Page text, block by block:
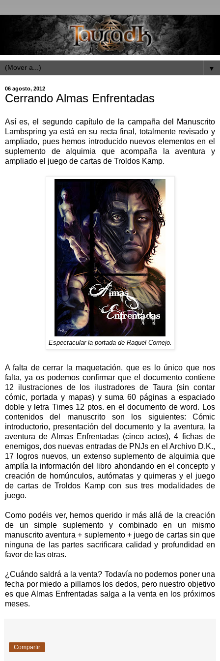
▼
06 agosto, 2012
Cerrando Almas Enfrentadas
Así es, el segundo capítulo de la campaña del Manuscrito
Lambspring ya está en su recta final, totalmente revisado y
ampliado, pues hemos introducido nuevos elementos en el
suplemento de alquimia que acompaña la aventura y
ampliado el juego de cartas de Troldos Kamp.
Espectacular la portada de Raquel Cornejo.
A falta de cerrar la maquetación, que es lo único que nos
falta, ya os podemos confirmar que el documento contiene
12 ilustraciones de los ilustradores de Taura (sin contar
cómic, portada y mapas) y suma 60 páginas a espaciado
doble y letra Times 12 ptos. en el documento de word. Los
contenidos del manuscrito son los siguientes: Cómic
introductorio, presentación del documento y la aventura, la
aventura de Almas Enfrentadas (cinco actos), 4 fichas de
enemigos, dos nuevas entradas de PNJs en el Archivo D.K.,
17 logros nuevos, un extenso suplemento de alquimia que
amplía la información del libro ahondando en el concepto y
creación de homúnculos, autómatas y quimeras y el juego
de cartas de Troldos Kamp con sus tres modalidades de
juego.
Como podéis ver, hemos querido ir más allá de la creación
de un simple suplemento y combinado en un mismo
manuscrito aventura + suplemento + juego de cartas sin que
ninguna de las partes sacrificara calidad y profundidad en
favor de las otras.
¿Cuándo saldrá a la venta? Todavía no podemos poner una
fecha por miedo a pillarnos los dedos, pero nuestro objetivo
es que Almas Enfrentadas salga a la venta en los próximos
meses.
Compartir